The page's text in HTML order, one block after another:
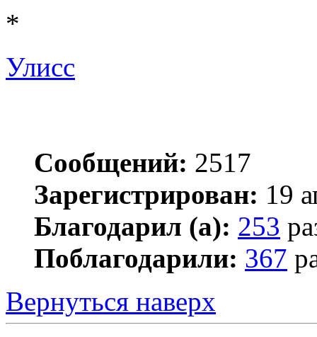
*
Улисс
Сообщений: 2517
Зарегистрирован: 19
Благодарил (а): 253
Поблагодарили: 367
Вернуться наверх